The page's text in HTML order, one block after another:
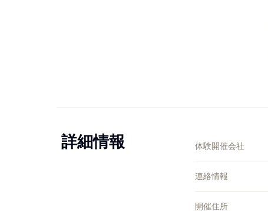
詳細情報 体験開催会社
連絡情報
開催住所